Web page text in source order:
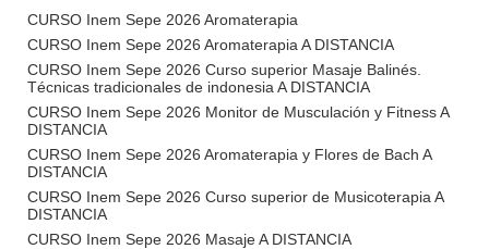
CURSO Inem Sepe 2026 Aromaterapia
CURSO Inem Sepe 2026 Aromaterapia A DISTANCIA
CURSO Inem Sepe 2026 Curso superior Masaje Balinés.
Técnicas tradicionales de indonesia A DISTANCIA
CURSO Inem Sepe 2026 Monitor de Musculación y Fitness A
DISTANCIA
CURSO Inem Sepe 2026 Aromaterapia y Flores de Bach A
DISTANCIA
CURSO Inem Sepe 2026 Curso superior de Musicoterapia A
DISTANCIA
CURSO Inem Sepe 2026 Masaje A DISTANCIA